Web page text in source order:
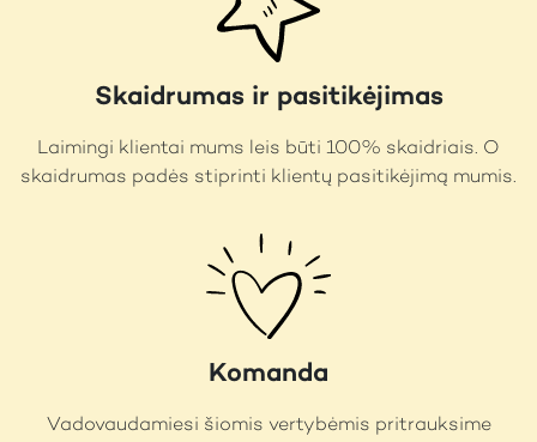
Skaidrumas ir pasitikėjimas
Laimingi klientai mums leis būti 100% skaidriais. O
skaidrumas padės stiprinti klientų pasitikėjimą mumis.
Komanda
Vadovaudamiesi šiomis vertybėmis pritrauksime